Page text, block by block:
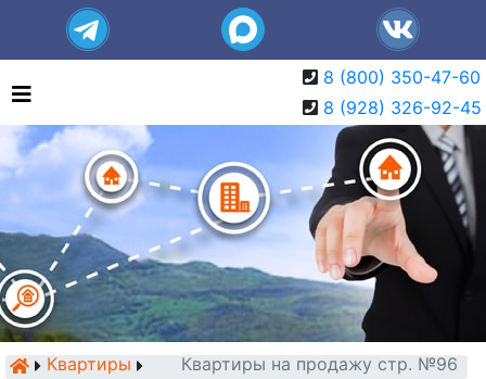
8 (800) 350-47-60
8 (928) 326-92-45
Квартиры Квартиры на продажу стр. №96